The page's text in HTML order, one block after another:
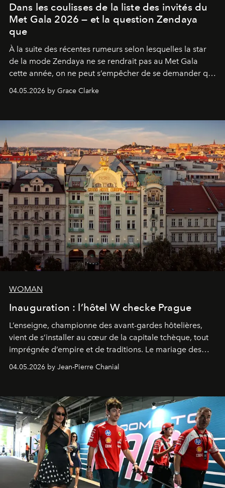
Dans les coulisses de la liste des invités du
Met Gala 2026 — et la question Zendaya
que
À la suite des récentes rumeurs selon lesquelles la star
de la mode Zendaya ne se rendrait pas au Met Gala
cette année, on ne peut s’empêcher de se demander qui
04.05.2026 by Grace Clarke
WOMAN
Inauguration : l’hôtel W checke Prague
L’enseigne, championne des avant-gardes hôtelières,
vient de s’installer au cœur de la capitale tchèque, tout
imprégnée d’empire et de traditions. Le mariage des
04.05.2026 by Jean-Pierre Chanial